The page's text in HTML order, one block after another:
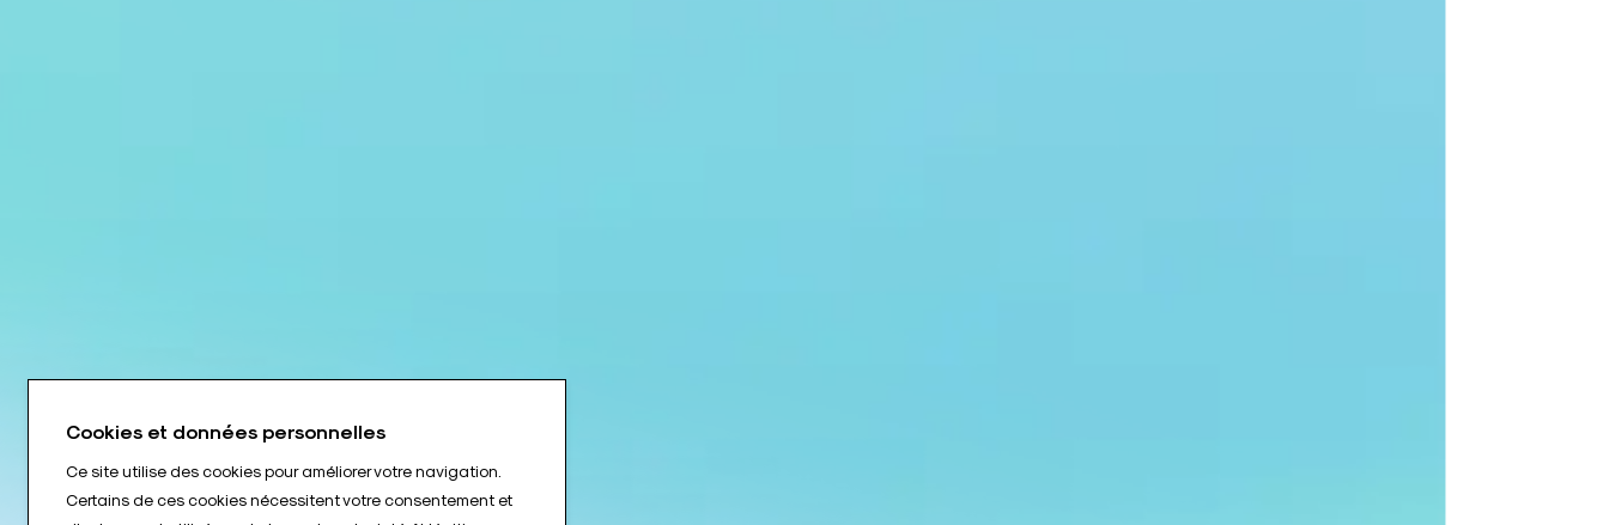
Cookies et données personnelles
Ce site utilise des cookies pour améliorer votre navigation.
Certains de ces cookies nécessitent votre consentement et